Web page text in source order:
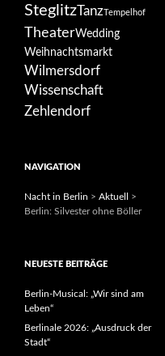
SteglitzTanzTempelhof
TheaterWedding
Weihnachtsmarkt
Wilmersdorf
Wissenschaft
Zehlendorf
NAVIGATION
Nacht in Berlin > Aktuell
>
Berlin: Silvester ohne Böller
NEUESTE BEITRÄGE
Berlin-Musical: „Wir sind am
Leben“
Berlinale 2026: „Ausdruck der
Stadt“